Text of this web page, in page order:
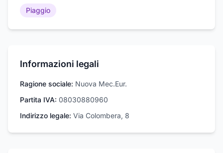
Piaggio
Informazioni legali
Ragione sociale: Nuova Mec.Eur.
Partita IVA: 08030880960
Indirizzo legale: Via Colombera, 8